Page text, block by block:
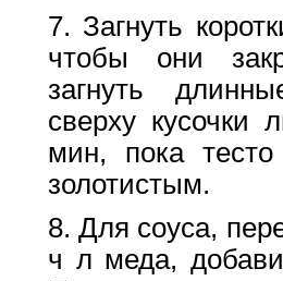
7. Загнуть
чтобы они
загнуть
сверху кусочки
мин, пока
золотистым.
8. Для соуса,
ч л меда,